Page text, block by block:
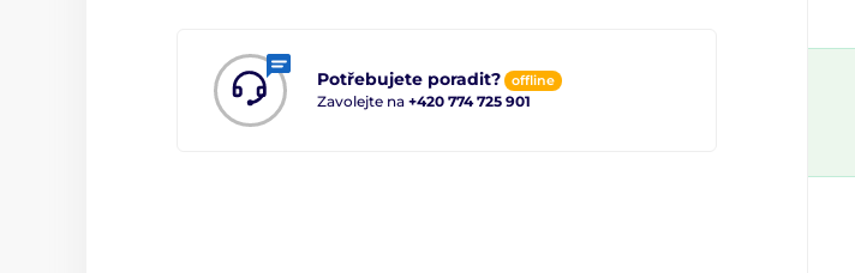
Potřebujete poradit? offline
Zavolejte na +420 774 725 901